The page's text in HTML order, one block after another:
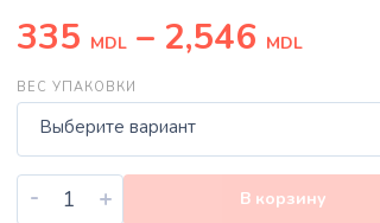
335 MDL – 2,546 MDL
ВЕС УПАКОВКИ
Выберите вариант
- + В корзину